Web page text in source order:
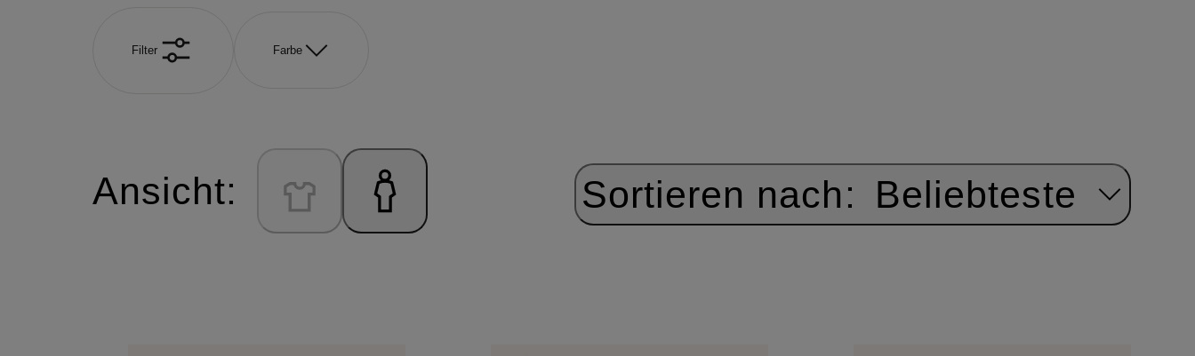
Filter Farbe
Ansicht: Sortieren nach: Beliebteste